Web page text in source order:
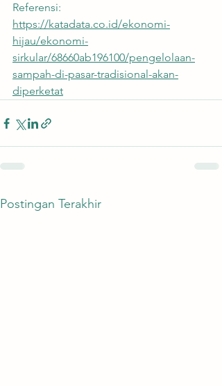
Referensi:
https://katadata.co.id/ekonomi-
hijau/ekonomi-
sirkular/68660ab196100/pengelolaan-
sampah-di-pasar-tradisional-akan-
diperketat
Postingan Terakhir